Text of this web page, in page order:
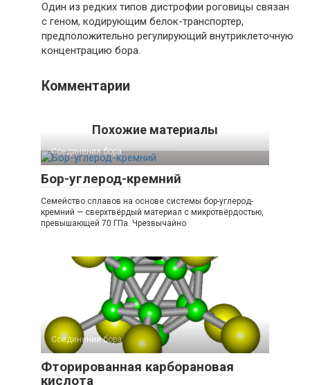
Один из редких типов дистрофии роговицы связан
с геном, кодирующим белок-транспортер,
предположительно регулирующий внутриклеточную
концентрацию бора.
Комментарии
Похожие материалы
Соединения бора‎
Бор-углерод-кремний
Семейство сплавов на основе системы бор-углерод-
кремний — сверхтвёрдый материал с микротвёрдостью,
превышающей 70 ГПа. Чрезвычайно
Соединения бора‎
Фторированная карборановая
кислота